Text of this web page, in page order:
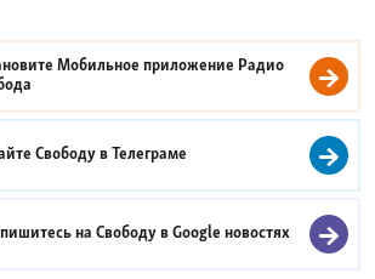
Мобильное приложение Радио
Свободу вТелеграме
на Свободу вGoogle новостях